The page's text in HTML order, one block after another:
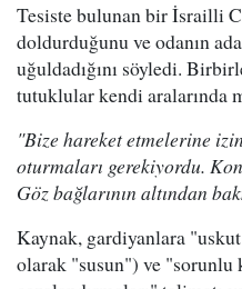
Tesiste bulunan bir İsrailli
doldurduğunu ve odanın
uğuldadığını söyledi.
tutuklular kendi aralarında
"Bize hareket etmelerine
oturmaları gerekiyordu.
Göz bağlarının altından
Kaynak, gardiyanlara
olarak "susun") ve "sorunlu